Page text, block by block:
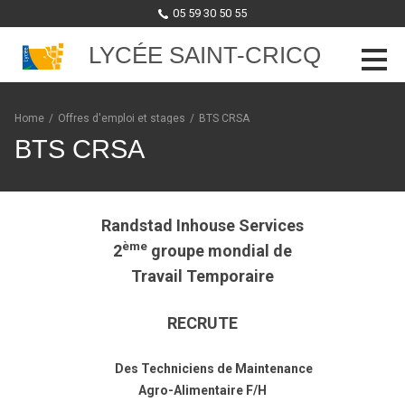
05 59 30 50 55
LYCÉE SAINT-CRICQ
Skip to content
Home / Offres d'emploi et stages / BTS CRSA
BTS CRSA
Randstad Inhouse Services
2ème groupe mondial de
Travail Temporaire
RECRUTE
Des Techniciens de Maintenance
Agro-Alimentaire F/H